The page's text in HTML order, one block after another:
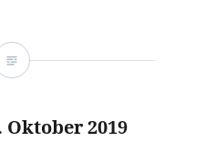
Oktober 2019